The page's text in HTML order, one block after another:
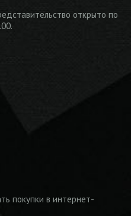
открыто по
покупки в интернет-